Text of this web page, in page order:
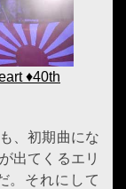
♦40th
、初期曲にな
出てくるエリ
。それにして